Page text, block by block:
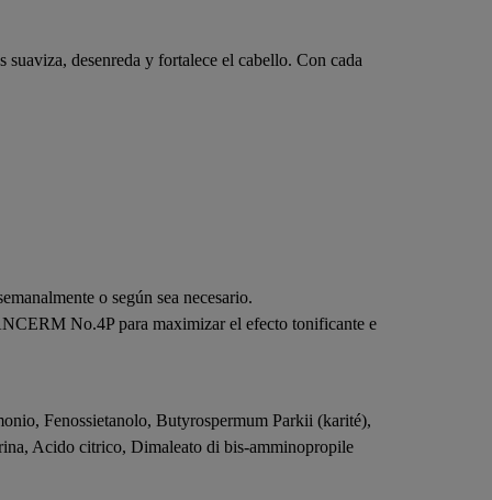
desenreda y fortalece el cabello. Con cada
o según sea necesario.
No.4P para maximizar el efecto tonificante e
Fenossietanolo, Butyrospermum Parkii (karité),
Acido citrico, Dimaleato di bis-amminopropile